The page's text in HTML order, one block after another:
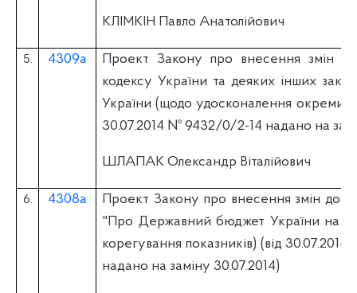
КЛІМКІН Павло Анатолійович
5. 4309а
Проект Закону про внесення змін
кодексу України та деяких інших
України (щодо удосконалення окремих
30.07.2014 № 9432/0/2-14 надано на
ШЛАПАК Олександр Віталійович
6. 4308а
Проект Закону про внесення змін до
"Про Державний бюджет України на
корегування показників) (вiд
надано на заміну 30.07.2014)